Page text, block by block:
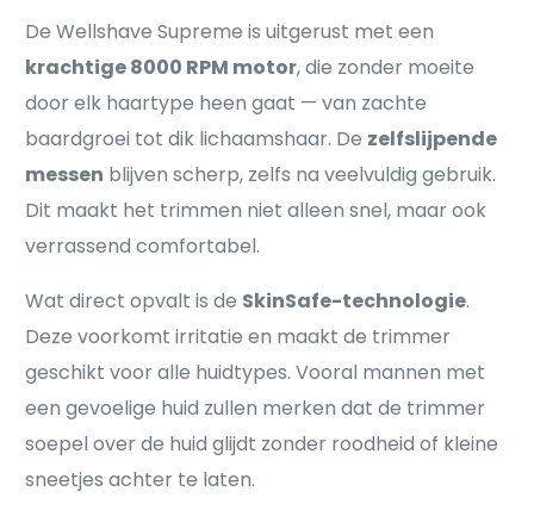
De Wellshave Supreme is uitgerust met een
krachtige 8000 RPM motor, die zonder moeite
door elk haartype heen gaat — van zachte
baardgroei tot dik lichaamshaar. De zelfslijpende
messen blijven scherp, zelfs na veelvuldig gebruik.
Dit maakt het trimmen niet alleen snel, maar ook
verrassend comfortabel.
Wat direct opvalt is de SkinSafe-technologie.
Deze voorkomt irritatie en maakt de trimmer
geschikt voor alle huidtypes. Vooral mannen met
een gevoelige huid zullen merken dat de trimmer
soepel over de huid glijdt zonder roodheid of kleine
sneetjes achter te laten.